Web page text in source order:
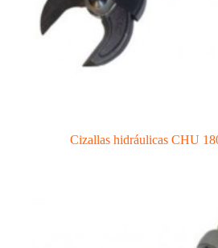
Cizallas hidráulicas CHU